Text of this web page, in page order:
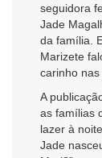
seguidora
Jade
da família.
Marizete
carinho nas
A
as famílias
lazer à
Jade